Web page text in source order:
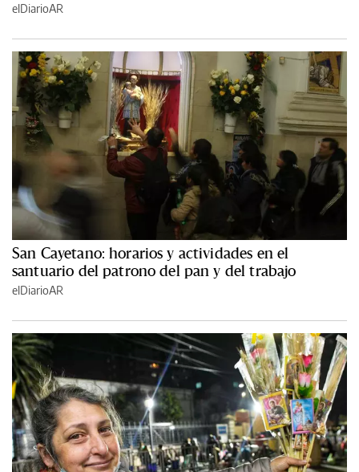
elDiarioAR
San Cayetano: horarios y actividades en el
santuario del patrono del pan y del trabajo
elDiarioAR